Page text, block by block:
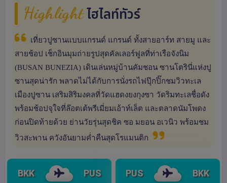
Highlight ไฮไลท์ทัวร์
เที่ยวปูซานแบบแกรนด์ แกรนด์ ทั้งสายอาร์ท สายมู และ
สายช้อป เช็กอินมุมถ่ายรูปสุดคัลเลอร์ฟูลที่ท่าเรือจังนิม
(BUSAN BUNEZIA) เดินเล่นหมู่บ้านคัมชอน ซานโตรินี่แห่งปู
ซานสุดน่ารัก พลาดไม่ได้กับการนั่งรถไฟปุ๊กปิ๊กชมวิวทะเล
เมืองปูซาน เสริมสิริมงคลที่วัดแฮดงยงกุงซา วัดริมทะเลชื่อดัง
พร้อมช้อปจุใจที่ล๊อตเต้พรีเมี่ยมเอ้าท์เล็ต และตลาดนัมโพดง
ก่อนปิดท้ายด้วย ย่านวัยรุ่นสุดชิค ซอ มยอน อเวนิว พร้อมชม
วิวสะพาน ควังอันยามค่ำคืนสุดโรแมนติก
BKK PUS PUS BKK